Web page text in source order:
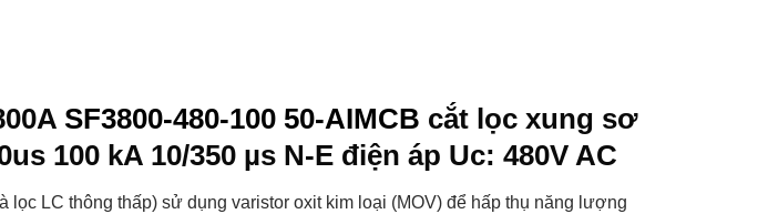
SF3800-480-100 50-AIMCB cắt lọc xung sơ
100 kA 10/350 µs N-E điện áp Uc: 480V AC
lọc LC thông thấp) sử dụng varistor oxit kim loại (MOV) để hấp thụ năng lượng